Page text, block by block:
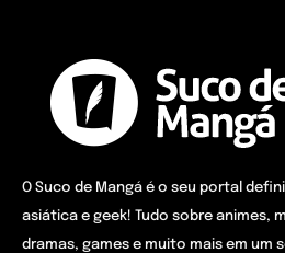
O Suco de Mangá é o seu portal
asiática e geek! Tudo sobre animes,
dramas, games e muito mais em um